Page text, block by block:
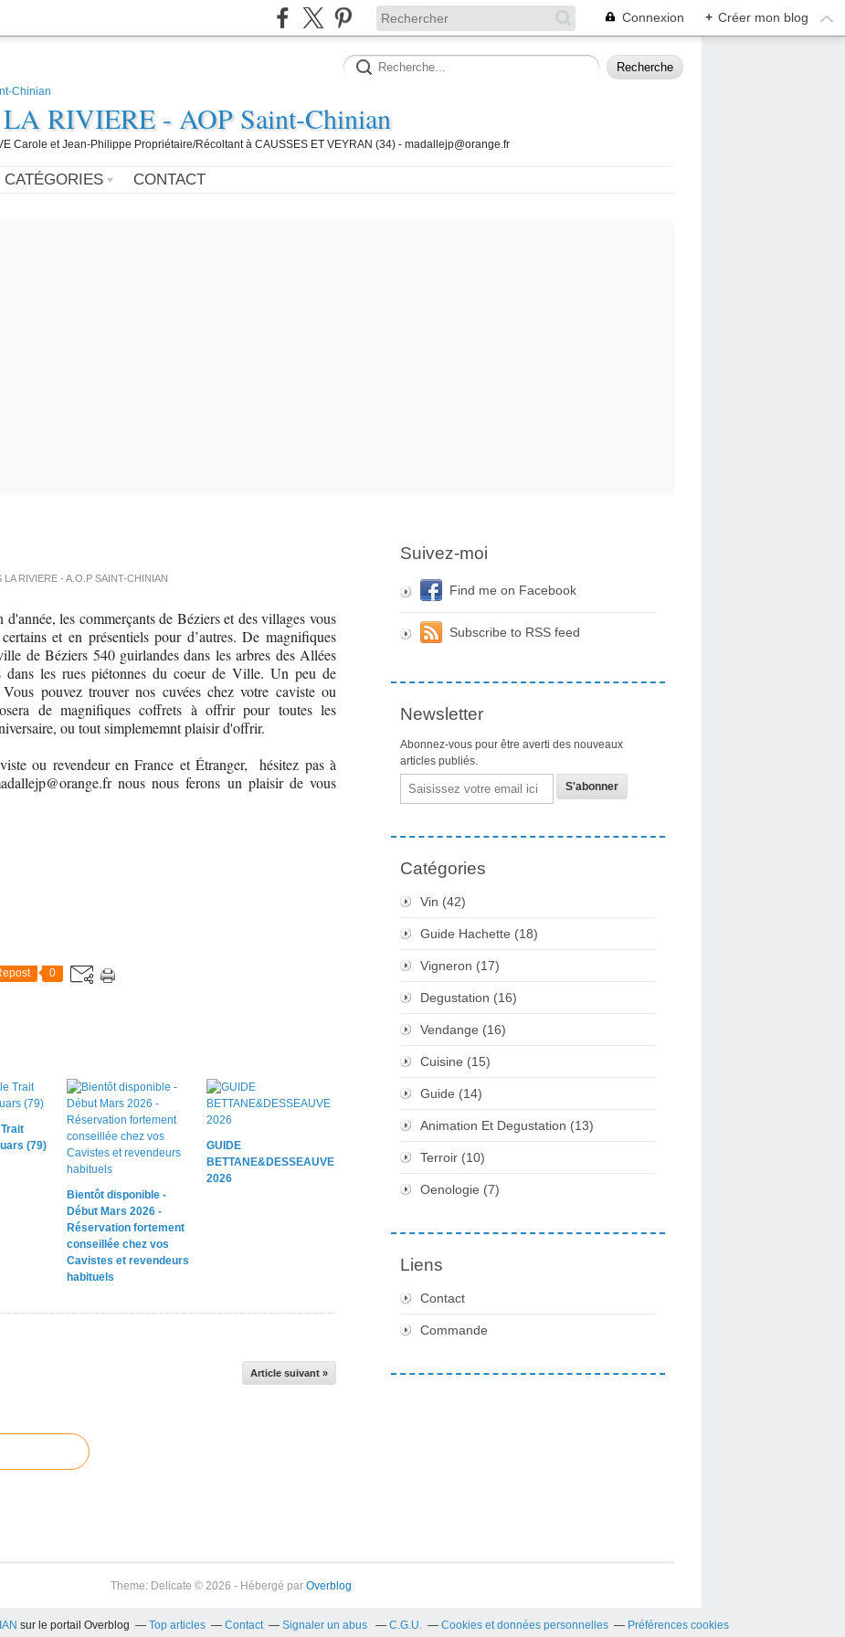
Connexion + Créer mon blog
RIVIERE - AOP Saint-Chinian
Carole et Jean-Philippe Propriétaire/Récoltant à CAUSSES ET VEYRAN (34) - madallejp@orange.fr
CATÉGORIES CONTACT
LA RIVIERE - A.O.P SAINT-CHINIAN
les commerçants de Béziers et des villages vous
et en présentiels pour d’autres. De magnifiques
de Béziers 540 guirlandes dans les arbres des Allées
dans les rues piétonnes du coeur de Ville. Un peu de
pouvez trouver nos cuvées chez votre caviste ou
de magnifiques coffrets à offrir pour toutes les
ou tout simplememnt plaisir d'offrir.
ou revendeur en France et Étranger, hésitez pas à
nous nous ferons un plaisir de vous
0
(79)
Bientôt disponible -
Début Mars 2026 -
Réservation fortement
conseillée chez vos
Cavistes et revendeurs
habituels
GUIDE
BETTANE&DESSEAUVE
2026
Article suivant »
Suivez-moi
Find me on Facebook
Subscribe to RSS feed
Newsletter
Abonnez-vous pour être averti des nouveaux
articles publiés.
Email
Catégories
Vin (42)
Guide Hachette (18)
Vigneron (17)
Degustation (16)
Vendange (16)
Cuisine (15)
Guide (14)
Animation Et Degustation (13)
Terroir (10)
Oenologie (7)
Liens
Contact
Commande
Theme: Delicate © 2026 - Hébergé par Overblog
sur le portail Overblog Top articles Contact Signaler un abus C.G.U. Cookies et données personnelles Préférences cookies